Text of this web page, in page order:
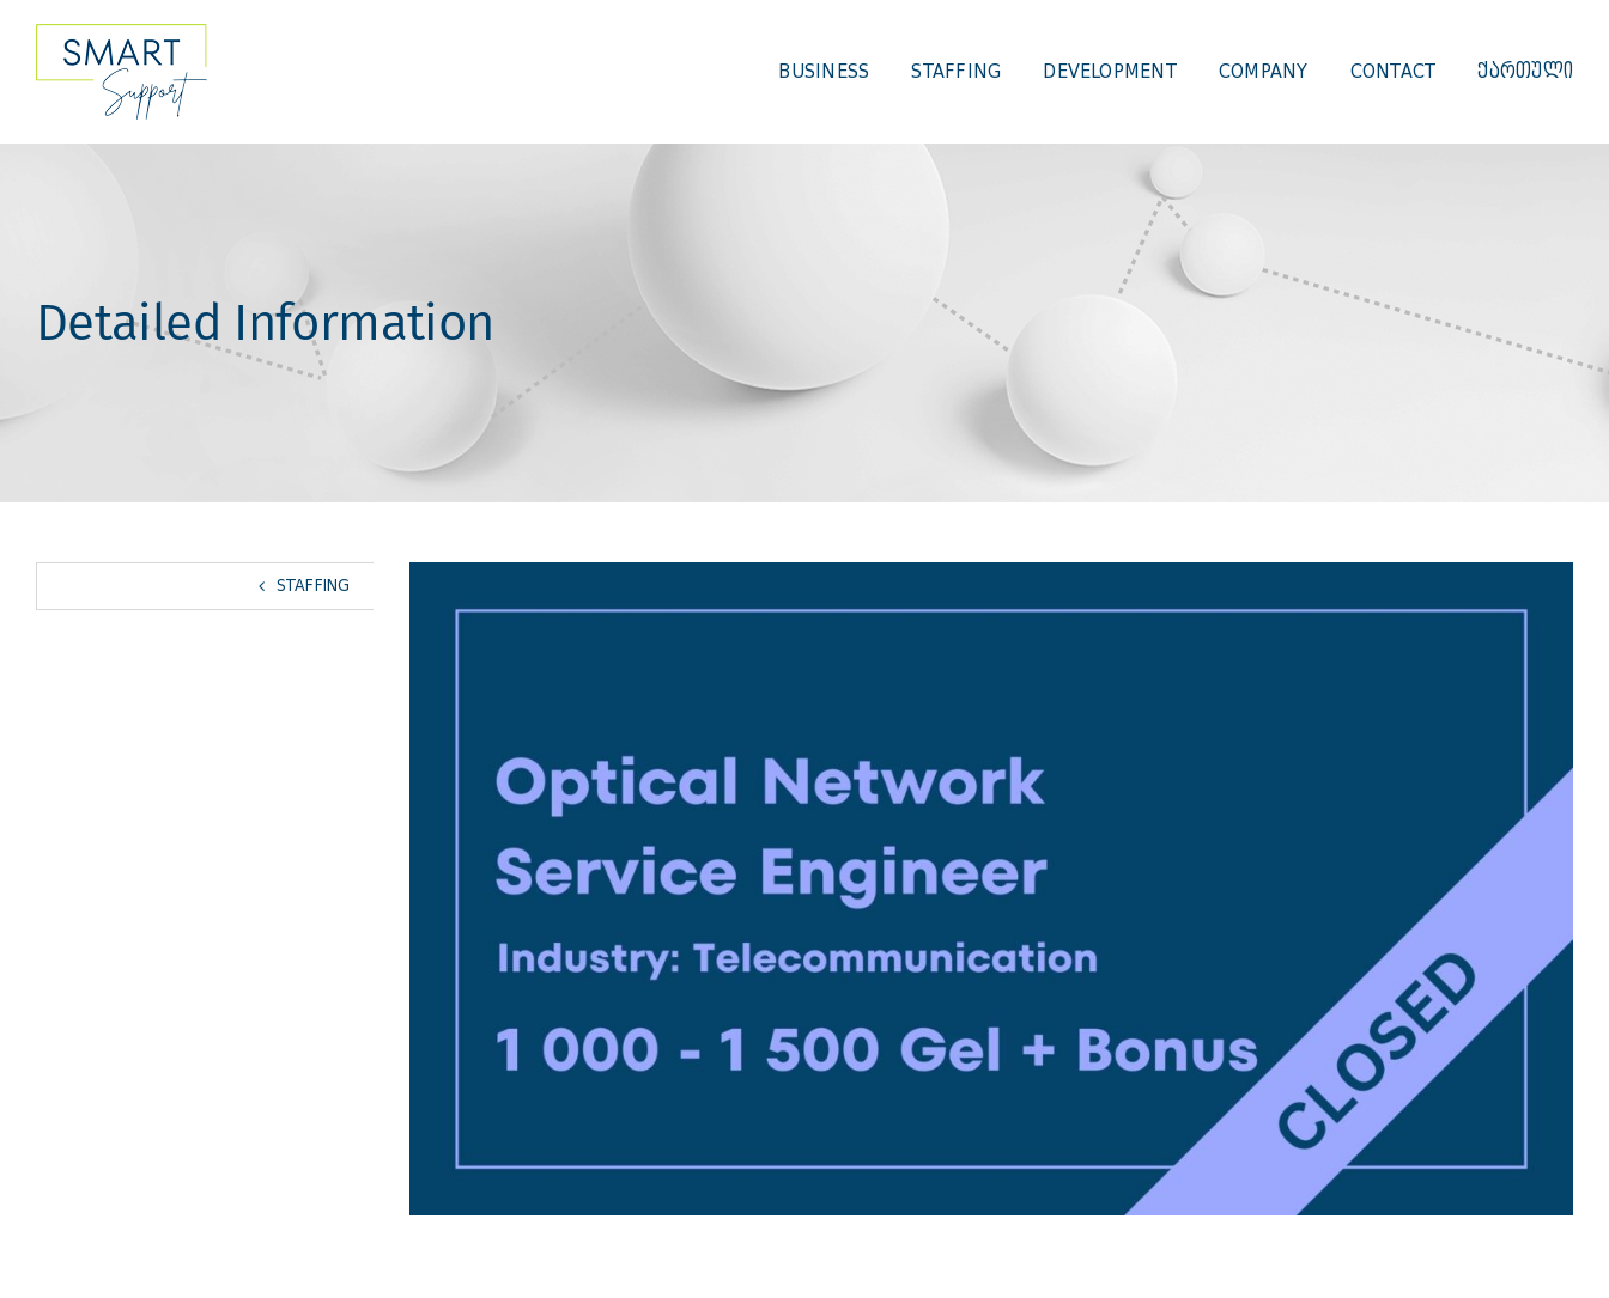
content
BUSINESS STAFFING DEVELOPMENT COMPANY CONTACT ᲥᲐᲠᲗᲣᲚᲘ
Detailed Information
Larger
STAFFING